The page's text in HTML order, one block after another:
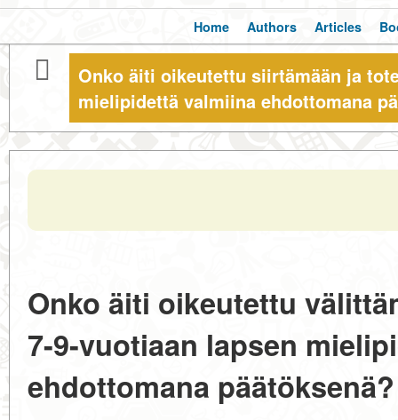
Home Authors Articles
Onko äiti oikeutettu siirtämään ja
mielipidettä valmiina ehdottomana
Onko äiti oikeutettu
7-9-vuotiaan lapsen
ehdottomana päätöksenä?